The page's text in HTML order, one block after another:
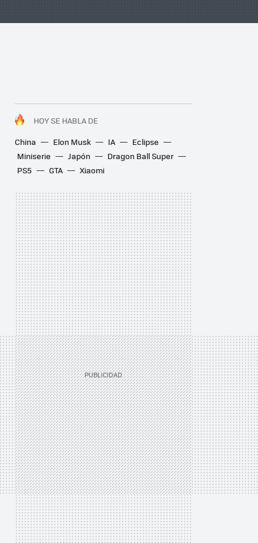
HOY SE HABLA DE
China
Elon Musk IA
Eclipse
Miniserie
Japón
Dragon Ball Super
PS5
GTA Xiaomi